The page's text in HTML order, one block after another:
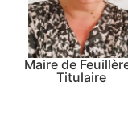
Maire de
Titulaire